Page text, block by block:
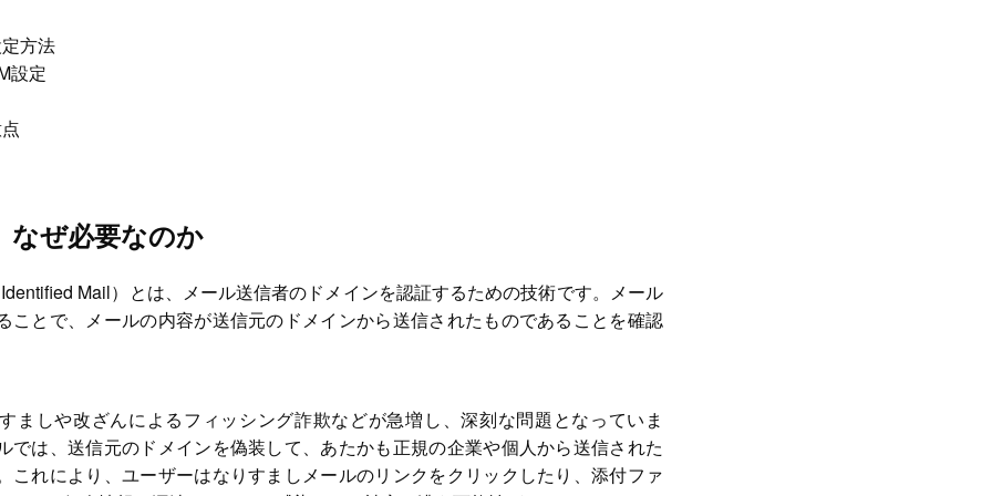
方法
設定
なぜ必要なのか
Mail）とは、メール送信者のドメインを認証するための技術です。メール
ことで、メールの内容が送信元のドメインから送信されたものであることを確認
ましや改ざんによるフィッシング詐欺などが急増し、深刻な問題となっていま
では、送信元のドメインを偽装して、あたかも正規の企業や個人から送信された
これにより、ユーザーはなりすましメールのリンクをクリックしたり、添付ファ